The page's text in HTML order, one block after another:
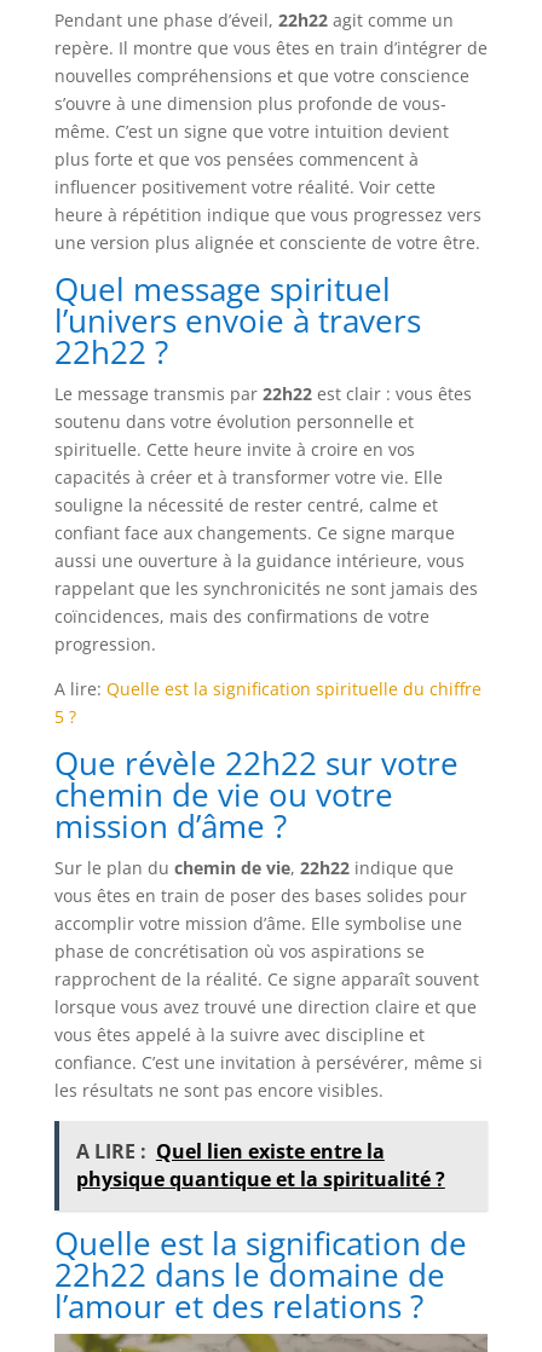
Pendant une phase d’éveil, 22h22agit comme un
repère. Il montre que vous êtes en train d’intégrer de
nouvelles compréhensions et que votre conscience
s’ouvre à une dimension plus profonde de vous-
même. C’est un signe que votre intuition devient
plus forte et que vos pensées commencent à
influencer positivement votre réalité. Voir cette
heure à répétition indique que vous progressez vers
une version plus alignée et consciente de votre être.
Quel message spirituel
l’univers envoie à travers
22h22 ?
Le message transmis par 22h22est clair : vous êtes
soutenu dans votre évolution personnelle et
spirituelle. Cette heure invite à croire en vos
capacités à créer et à transformer votre vie. Elle
souligne la nécessité de rester centré, calme et
confiant face aux changements. Ce signe marque
aussi une ouverture à la guidance intérieure, vous
rappelant que les synchronicités ne sont jamais des
coïncidences, mais des confirmations de votre
progression.
A lire: Quelle est la signification spirituelle du chiffre
5 ?
Que révèle 22h22 sur votre
chemin de vie ou votre
mission d’âme ?
Sur le plan du chemin de vie, 22h22indique que
vous êtes en train de poser des bases solides pour
accomplir votre mission d’âme. Elle symbolise une
phase de concrétisation où vos aspirations se
rapprochent de la réalité. Ce signe apparaît souvent
lorsque vous avez trouvé une direction claire et que
vous êtes appelé à la suivre avec discipline et
confiance. C’est une invitation à persévérer, même si
les résultats ne sont pas encore visibles.
A LIRE : Quel lien existe entre la
physique quantique et la spiritualité ?
Quelle est la signification de
22h22 dans le domaine de
l’amour et des relations ?